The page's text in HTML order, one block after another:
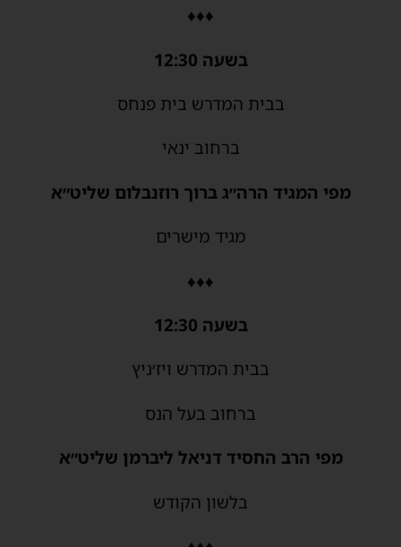
♦♦♦
בשעה 12:30
בבית המדרש בית פנחס
ברחוב ינאי
מפי המגיד הרה״ג ברוך רוזנבלום שליט״א
מגיד מישרים
♦♦♦
בשעה 12:30
בבית המדרש ויז׳ניץ
ברחוב בעל הנס
מפי הרב החסיד דניאל ליברמן שליט״א
בלשון הקודש